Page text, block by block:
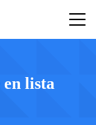
lista